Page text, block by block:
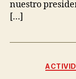
nuestro
[…]